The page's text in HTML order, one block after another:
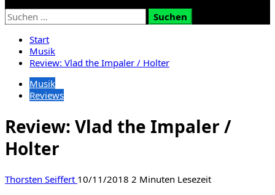
Suchen
nach:
Start
Musik
Review: Vlad the Impaler / Holter
Musik
Reviews
Review: Vlad the Impaler /
Holter
Thorsten Seiffert 10/11/2018 2 Minuten Lesezeit